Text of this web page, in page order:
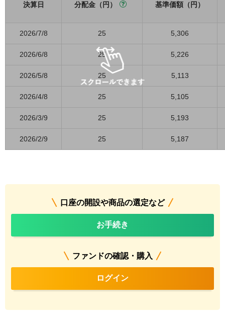
決算日 分配金（円） 基準価額（円）
2026/7/8 25 5,306
2026/6/8 25 5,226
2026/5/8 25 5,113
2026/4/8 25 5,105
2026/3/9 25 5,193
2026/2/9 25 5,187
口座の開設や商品の選定など
お手続き
ファンドの確認・購入
ログイン